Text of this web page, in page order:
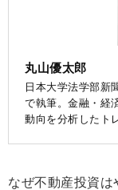
丸山優太郎
日本大学法学部新
で執筆。金融・経
動向を分析したト
なぜ不動産投資は